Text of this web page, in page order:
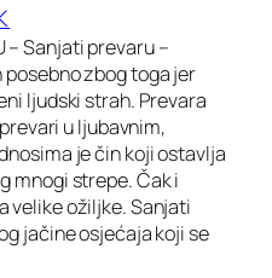
– Sanjati prevaru –
zbog toga jer
ljudski strah. Prevara
u ljubavnim,
je čin koji ostavlja
mnogi strepe. Čak i
velike ožiljke. Sanjati
jačine osjećaja koji se